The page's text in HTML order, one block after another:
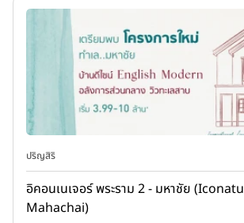
ปริญสิริ
อิคอนเนเจอร์ พระราม 2 - มหาชัย
Mahachai)